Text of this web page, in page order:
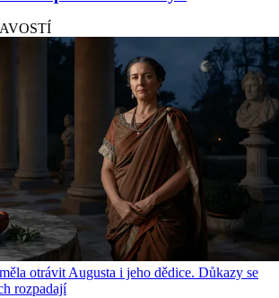
otrávit Augusta i jeho dědice. Důkazy se
rozpadají